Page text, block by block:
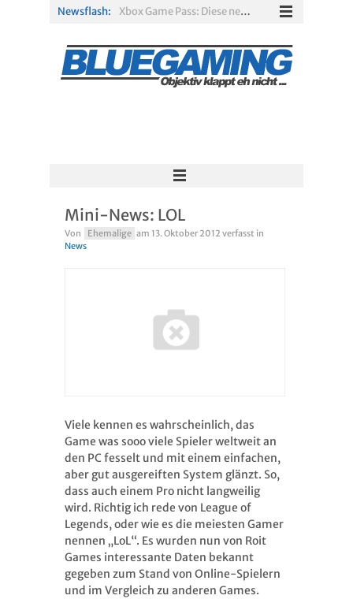
Newsflash:
Xbox Game Pass: Diese neuen Spiele erscheinen im August 2026
Gamescom 2026: Sony fehlt zum siebten Mal in Folge
PS5-Disc vor dem Aus: Warum der Fan-Protest gegen Sony ins Leere läuft
Solarpunk im Test: Entspannter Aufbau über den Wolken
Mini-News: LOL
Von Ehemalige am 13. Oktober 2012 verfasst in
News
Viele kennen es wahrscheinlich, das
Game was sooo viele Spieler weltweit an
den PC fesselt und mit einem einfachen,
aber gut ausgereiften System glänzt. So,
dass auch einem Pro nicht langweilig
wird. Richtig ich rede von League of
Legends, oder wie es die meiesten Gamer
nennen „LoL“. Es wurden nun von Roit
Games interessante Daten bekannt
gegeben zum Stand von Online-Spielern
und im Vergleich zu anderen Games.